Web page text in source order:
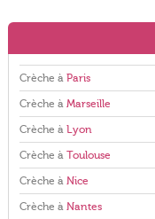
Crèche à Paris
Crèche à Marseille
Crèche à Lyon
Crèche à Toulouse
Crèche à Nice
Crèche à Nantes